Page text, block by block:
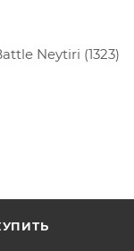
Neytiri (1323)